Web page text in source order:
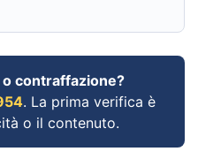
contraffazione?
. La prima verifica è
o il contenuto.